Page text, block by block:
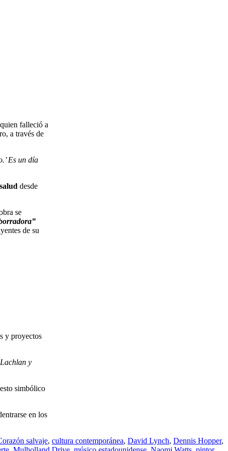
falleció a
a través de
Es un día
desde
se
de su
y proyectos
y
simbólico
en los
salvaje, cultura contemporánea, David Lynch, Dennis Hopper,